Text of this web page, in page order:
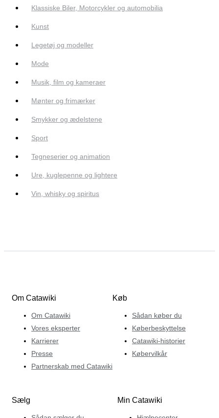
Klassiske Biler, Motorcykler og automobilia
Kunst
Legetøj og modeller
Mode
Musik, film og kameraer
Mønter og frimærker
Smykker og ædelstene
Sport
Tegneserier og animation
Ure, kuglepenne og lightere
Vin, whisky og spiritus
Om Catawiki
Om Catawiki
Vores eksperter
Karrierer
Presse
Partnerskab med Catawiki
Køb
Sådan køber du
Køberbeskyttelse
Catawiki-historier
Købervilkår
Sælg Min Catawiki